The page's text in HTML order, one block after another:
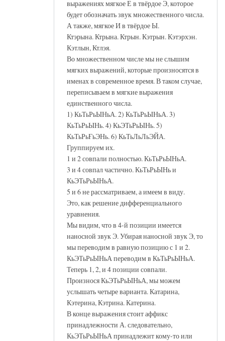
выражениях мягкое Е в твёрдое Э, которое
будет обозначать звук множественного числа.
А также, мягкое И в твёрдое Ы.
Ктэрына. Ктрына. Ктрын. Кэтрын. Кэтэрхэн.
Кэтлын, Ктлэя.
Во множественном числе мы не слышим
мягких выражений, которые произносятся в
именах в современное время. В таком случае,
переписываем в мягкие выражения
единственного числа.
1) КьТьРьЫНьА. 2) КьТьРьЫНьА. 3)
КьТьРьЫНь. 4) КьЭТьРьЫНь. 5)
КьТьРьҒьЭНь. 6) КьТьЛьЛьЭЙА.
Группируем их.
1 и 2 совпали полностью. КьТьРьЫНьА.
3 и 4 совпал частично. КьТьРьЫНь и
КьЭТьРьЫНьА.
5 и 6 не рассматриваем, а имеем в виду.
Это, как решение дифференциального
уравнения.
Мы видим, что в 4-й позиции имеется
наносной звук Э. Убирая наносной звук Э, то
мы переводим в равную позицию с 1 и 2.
КьЭТьРьЫНьА переводим в КьТьРьЫНьА.
Теперь 1, 2, и 4 позиции совпали.
Произнося КьЭТьРьЫНьА, мы можем
услышать четыре варианта. Катарина,
Кэтерина, Кэтрина. Катерина.
В конце выражения стоит аффикс
принадлежности А. следовательно,
КьЭТьРьЫНьА принадлежит кому-то или